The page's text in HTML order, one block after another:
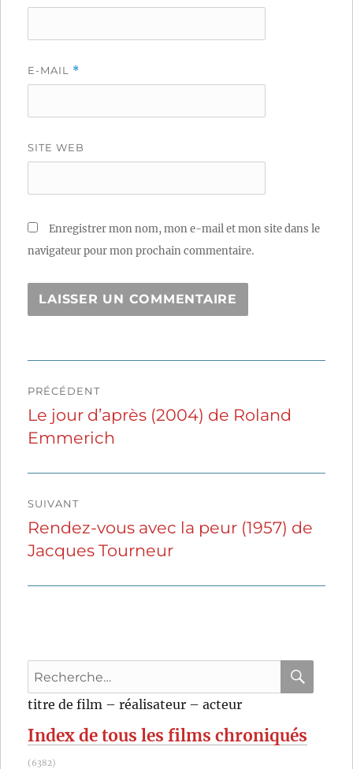
E-MAIL *
SITE WEB
Enregistrer mon nom, mon e-mail et mon site dans le
navigateur pour mon prochain commentaire.
de
l’article
PRÉCÉDENT
Publication
précédente :
Le jour d’après (2004) de Roland
Emmerich
SUIVANT
Publication
suivante :
Rendez-vous avec la peur (1957) de
Jacques Tourneur
Recherche
pour
:
titre de film – réalisateur – acteur
Index de tous les films chroniqués
(6382)